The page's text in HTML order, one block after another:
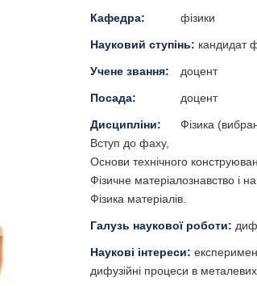
Кафедра: фізики
Науковий ступінь: кандидат
Учене звання: доцент
Посада: доцент
Дисципліни:
Фізика
Вступ до фаху,
Основи технічного
Фізичне матеріалознавство і
Фізика матеріалів.
Галузь наукової роботи:
Наукові інтереси:
дифузійні процеси в